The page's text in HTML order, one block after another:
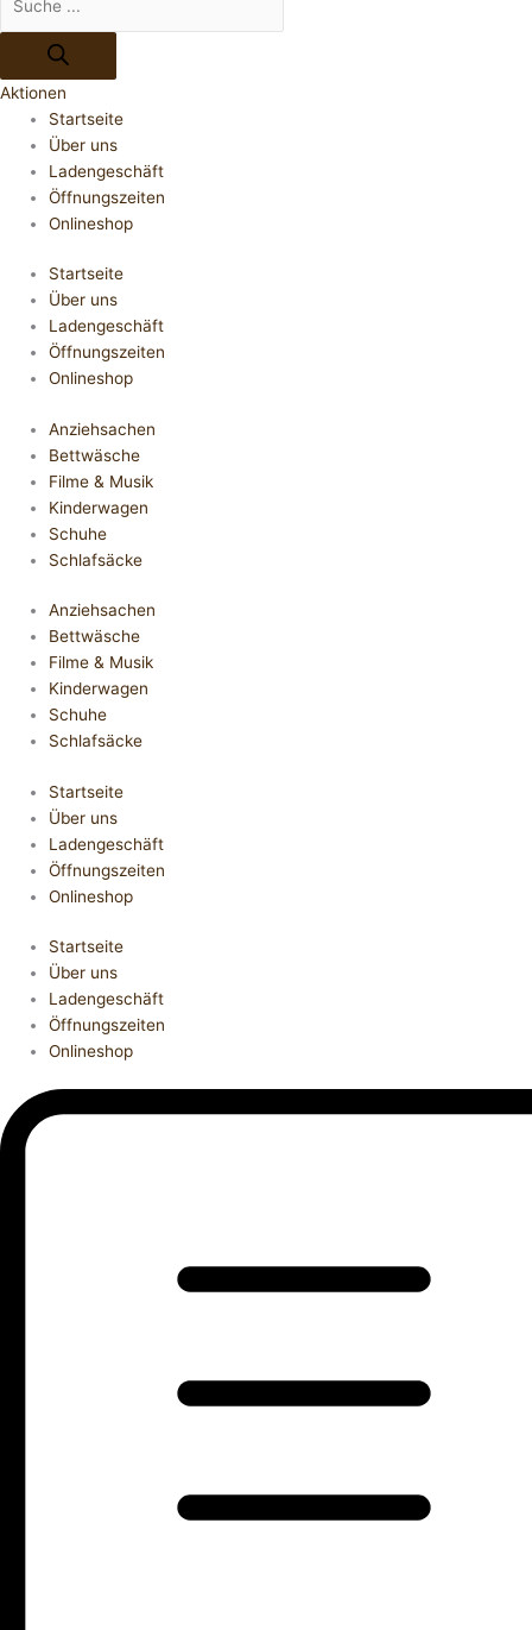
Aktionen
Startseite
Über uns
Ladengeschäft
Öffnungszeiten
Onlineshop
Startseite
Über uns
Ladengeschäft
Öffnungszeiten
Onlineshop
Anziehsachen
Bettwäsche
Filme & Musik
Kinderwagen
Schuhe
Schlafsäcke
Anziehsachen
Bettwäsche
Filme & Musik
Kinderwagen
Schuhe
Schlafsäcke
Startseite
Über uns
Ladengeschäft
Öffnungszeiten
Onlineshop
Startseite
Über uns
Ladengeschäft
Öffnungszeiten
Onlineshop